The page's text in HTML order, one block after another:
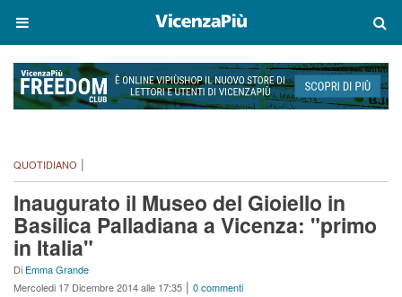
QUOTIDIANO |
Inaugurato il Museo del Gioiello in
Basilica Palladiana a Vicenza: "primo
in Italia"
Di Emma Grande
Mercoledi 17 Dicembre 2014 alle 17:35 | 0 commenti